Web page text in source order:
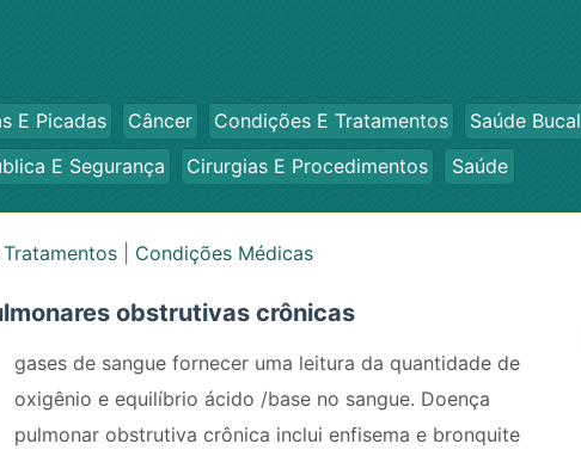
E Picadas Câncer Condições E Tratamentos Saúde Bucal
E Segurança Cirurgias E Procedimentos Saúde
Condições Médicas
obstrutivas crônicas
gases de sangue fornecer uma leitura da quantidade de
oxigênio e equilíbrio ácido /base no sangue. Doença
pulmonar obstrutiva crônica inclui enfisema e bronquite